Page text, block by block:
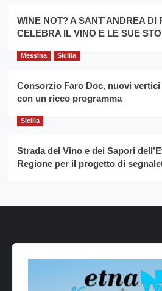
WINE NOT? A SANT’ANDREA DI
CELEBRA IL VINO E LE SUE
Messina Sicilia
Consorzio Faro Doc, nuovi
con un ricco programma
Sicilia
Strada del Vino e dei Sapori
Regione per il progetto di